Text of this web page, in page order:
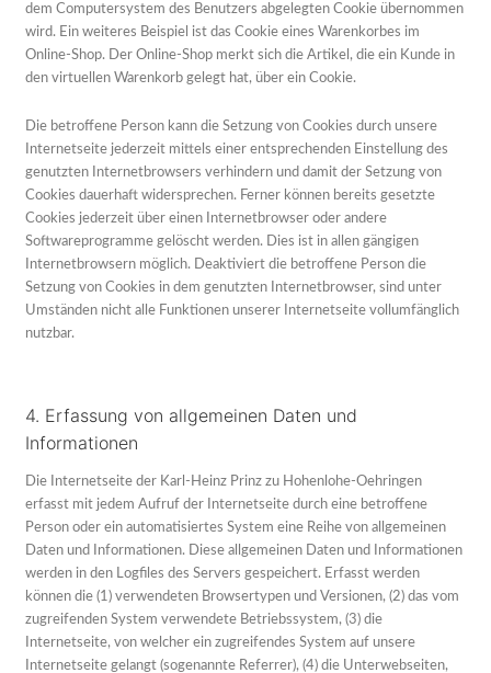
dem Computersystem des Benutzers abgelegten Cookie übernommen
wird. Ein weiteres Beispiel ist das Cookie eines Warenkorbes im
Online-Shop. Der Online-Shop merkt sich die Artikel, die ein Kunde in
den virtuellen Warenkorb gelegt hat, über ein Cookie.
Die betroffene Person kann die Setzung von Cookies durch unsere
Internetseite jederzeit mittels einer entsprechenden Einstellung des
genutzten Internetbrowsers verhindern und damit der Setzung von
Cookies dauerhaft widersprechen. Ferner können bereits gesetzte
Cookies jederzeit über einen Internetbrowser oder andere
Softwareprogramme gelöscht werden. Dies ist in allen gängigen
Internetbrowsern möglich. Deaktiviert die betroffene Person die
Setzung von Cookies in dem genutzten Internetbrowser, sind unter
Umständen nicht alle Funktionen unserer Internetseite vollumfänglich
nutzbar.
4. Erfassung von allgemeinen Daten und
Informationen
Die Internetseite der Karl-Heinz Prinz zu Hohenlohe-Oehringen
erfasst mit jedem Aufruf der Internetseite durch eine betroffene
Person oder ein automatisiertes System eine Reihe von allgemeinen
Daten und Informationen. Diese allgemeinen Daten und Informationen
werden in den Logfiles des Servers gespeichert. Erfasst werden
können die (1) verwendeten Browsertypen und Versionen, (2) das vom
zugreifenden System verwendete Betriebssystem, (3) die
Internetseite, von welcher ein zugreifendes System auf unsere
Internetseite gelangt (sogenannte Referrer), (4) die Unterwebseiten,